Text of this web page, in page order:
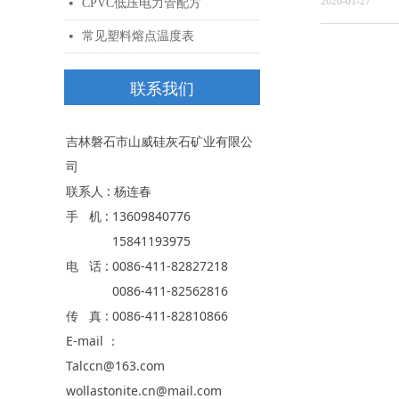
联系我们
吉林磐石市山威硅灰石矿业有限公
司
联系人 : 杨连春
手 机 : 13609840776
15841193975
电 话 : 0086-411-82827218
0086-411-82562816
传 真 : 0086-411-82810866
E-mail ：
Talccn@163.com
wollastonite.cn@mail.com
넷 CPVC低压电力管配方
넷 常见塑料熔点温度表